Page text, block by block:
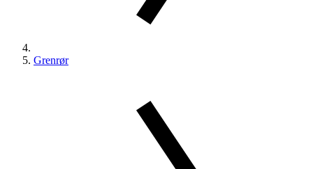
Grenrør